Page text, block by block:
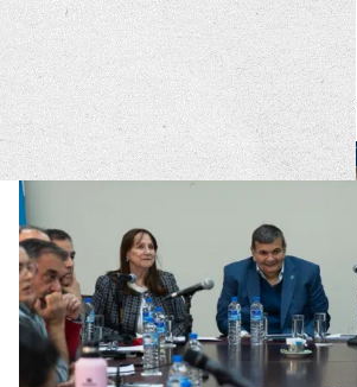
territorial de la provincia.
miércoles 17 de junio de 2026
Por Secretaría de Prensa y